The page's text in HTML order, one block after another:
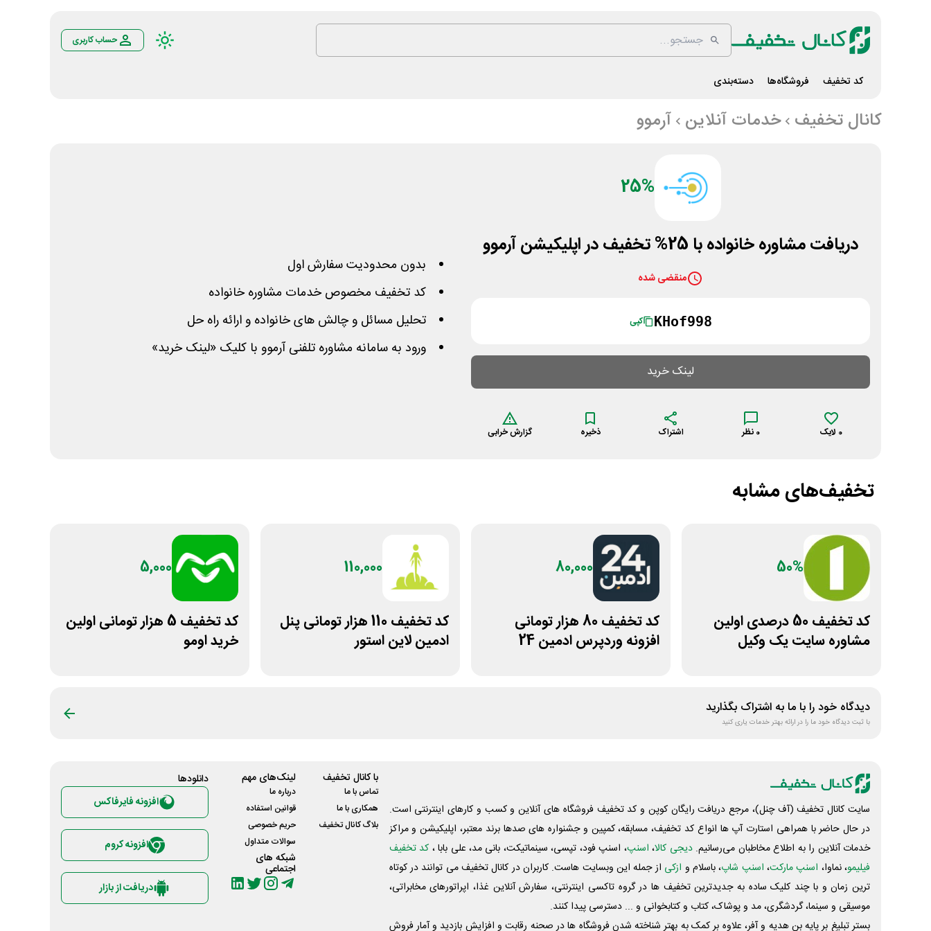
حساب کاربری
کد تخفیف فروشگاه‌ها دسته‌بندی
کانال تخفیف خدمات آنلاین آرموو
25%
دریافت مشاوره خانواده با 25% تخفیف در اپلیکیشن آرموو
منقضی شده
KHof998 کپی
لینک خرید
0 لایک 0 نظر اشتراک ذخیره گزارش خرابی
بدون محدودیت سفارش اول
کد تخفیف مخصوص خدمات مشاوره خانواده
تحلیل مسائل و چالش های خانواده و ارائه راه حل
ورود به سامانه مشاوره تلفنی آرموو با کلیک «لینک خرید»
تخفیف‌های مشابه
50%
کد تخفیف 50 درصدی اولین
مشاوره سایت یک وکیل
80,000
کد تخفیف 80 هزار تومانی
افزونه وردپرس ادمین 24
110,000
کد تخفیف 110 هزار تومانی پنل
ادمین لاین استور
5,000
کد تخفیف 5 هزار تومانی اولین
خرید اومو
دیدگاه خود را با ما به اشتراک بگذارید
با ثبت دیدگاه خود ما را در ارائه بهتر خدمات یاری کنید
سایت کانال تخفیف (آف چنل)، مرجع دریافت رایگان کوپن و کد تخفیف فروشگاه های آنلاین و کسب و‌ کارهای اینترنتی است.
در حال حاضر با همراهی استارت آپ ها انواع کد تخفیف، مسابقه، کمپین و جشنواره های صدها برند معتبر، اپلیکیشن و مراکز
خدمات آنلاین را به اطلاع مخاطبان می‌رسانیم. دیجی کالا، اسنپ، اسنپ فود، تپسی، سینماتیکت، بانی مد، علی‌ بابا ، کد تخفیف
فیلیمو، نماوا، اسنپ مارکت، اسنپ شاپ، باسلام و ازکی از جمله این وبسایت ‌هاست. کاربران در کانال تخفیف می توانند در کوتاه
ترین زمان و با چند کلیک ساده به جدیدترین تخفیف ها در گروه تاکسی اینترنتی، سفارش آنلاین غذا، اپراتورهای مخابراتی،
موسیقی و سینما، گردشگری، مد و پوشاک، کتاب و کتابخوانی و ... دسترسی پیدا کنند.
بستر تبلیغ بر پایه بن هدیه و آفر، علاوه بر کمک به بهتر شناخته شدن فروشگاه ها در صحنه رقابت و افزایش بازدید و آمار فروش
با کانال تخفیف
تماس با ما
همکاری با ما
بلاگ کانال تخفیف
لینک‌های مهم
درباره ما
قوانین استفاده
حریم خصوصی
سوالات متداول
شبکه های
اجتماعی
دانلود‌ها
افزونه فایرفاکس
افزونه کروم
دریافت از بازار